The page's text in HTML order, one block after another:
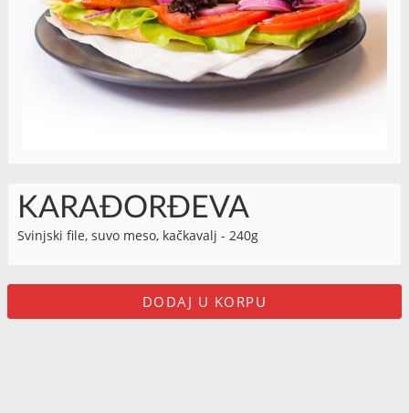
KARAĐORĐEVA
Svinjski file, suvo meso, kačkavalj - 240g
DODAJ U KORPU